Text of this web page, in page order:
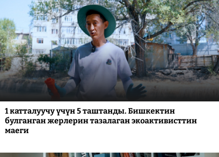
1 катталуучу үчүн 5 таштанды. Бишкектин
булганган жерлерин тазалаган экоактивисттин
маеги